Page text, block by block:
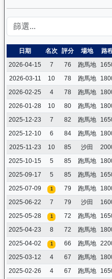
日期 名次 評分 場地 路
2026-04-15
7 76 跑馬地
2026-03-11
10 78 跑馬地
2026-02-25
4 78 跑馬地
2026-01-28
10 80 跑馬地
2025-12-23
7 82 跑馬地
2025-12-10
6 84 跑馬地
2025-11-23
10 85 沙田
2025-10-15
5 85 跑馬地
2025-09-17
5 85 跑馬地
2025-07-09
1 79 跑馬地
2025-06-22
7 79 沙田
2025-05-28
1 72 跑馬地
2025-04-23
8 72 跑馬地
2025-04-02
1 66 跑馬地
2025-03-12
4 67 跑馬地
2025-02-26
4 67 跑馬地